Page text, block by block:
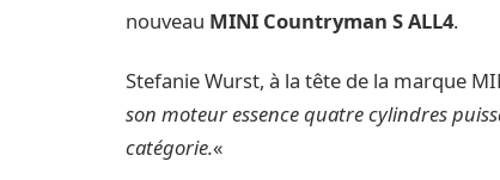
nouveau MINI Countryman S ALL4.
Stefanie Wurst, à la tête de la marque
son moteur essence quatre cylindres
catégorie.«